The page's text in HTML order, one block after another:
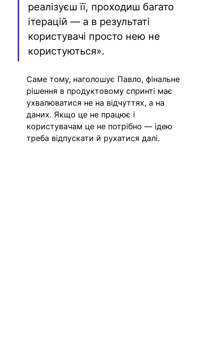
реалізуєш її, проходиш багато
ітерацій — а в результаті
користувачі просто нею не
користуються».
Саме тому, наголошує Павло, фінальне
рішення в продуктовому спринті має
ухвалюватися не на відчуттях, а на
даних. Якщо це не працює і
користувачам це не потрібно — ідею
треба відпускати й рухатися далі.